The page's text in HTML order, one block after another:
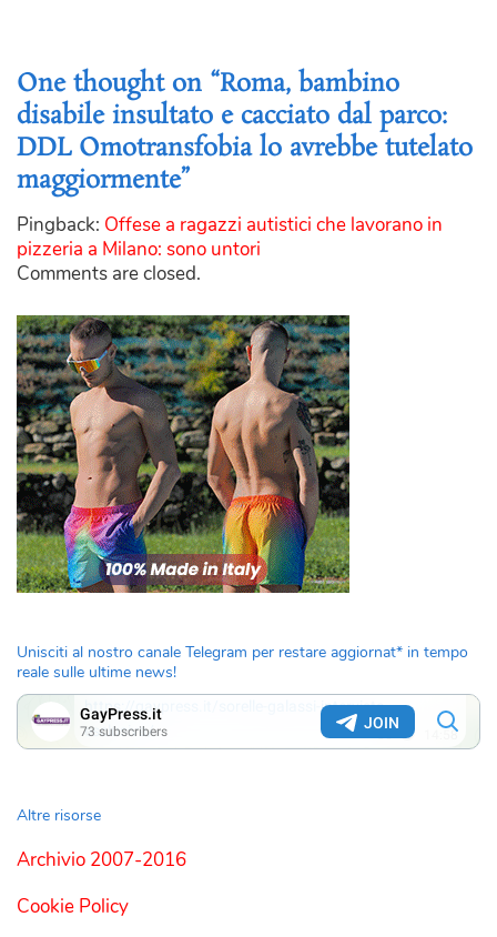
One thought on “Roma, bambino
disabile insultato e cacciato dal parco:
DDL Omotransfobia lo avrebbe tutelato
maggiormente”
Pingback: Offese a ragazzi autistici che lavorano in
pizzeria a Milano: sono untori
Comments are closed.
Unisciti al nostro canale Telegram per restare aggiornat* in tempo
reale sulle ultime news!
Altre risorse
Archivio 2007-2016
Cookie Policy